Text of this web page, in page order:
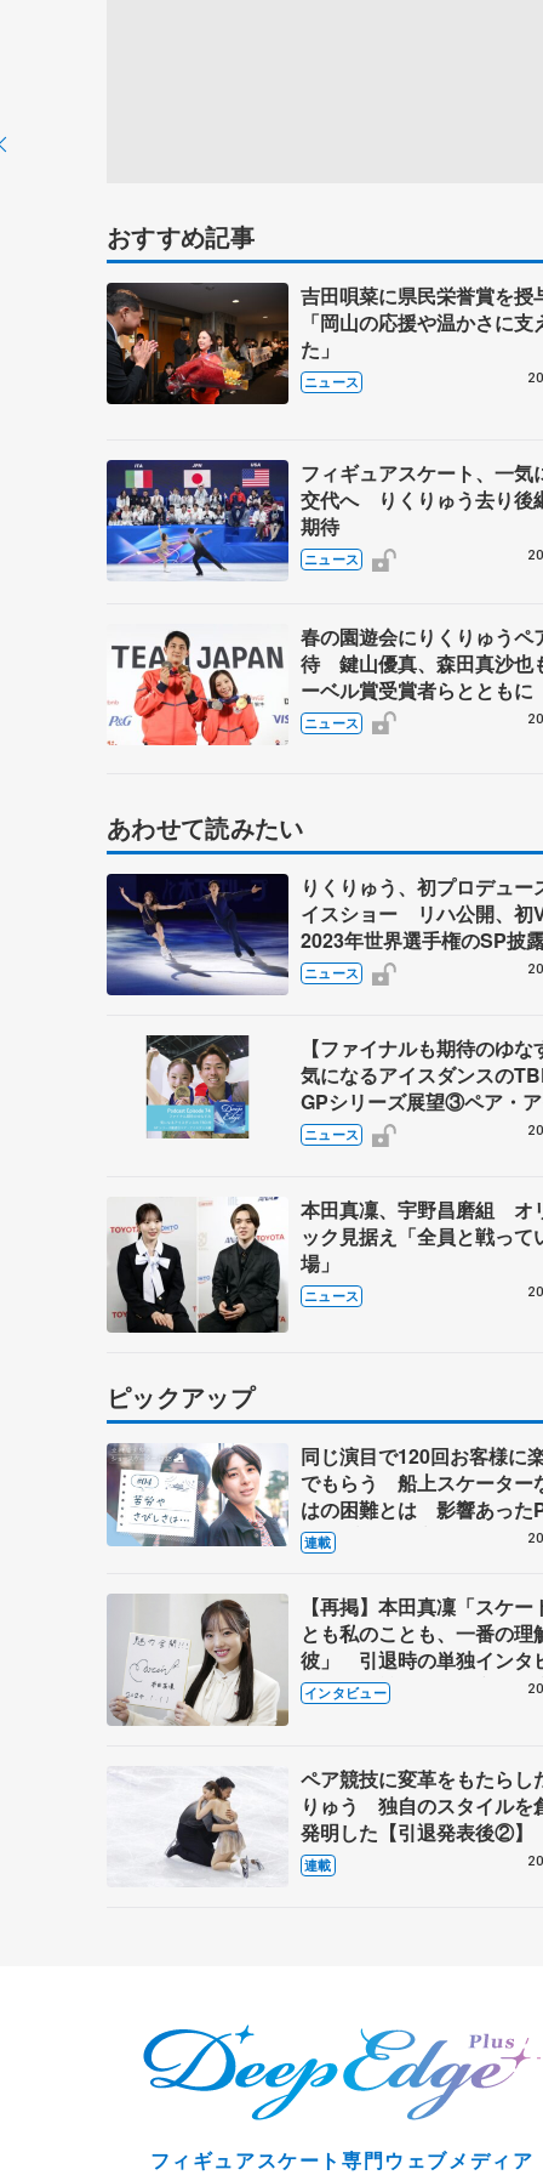
おすすめ記事
吉田唄菜に県民栄誉賞を
「岡山の応援や温かさに支
た」
ニュース
フィギュアスケート、一気
交代へ りくりゅう去り後
期待
ニュース
春の園遊会にりくりゅうペ
待 鍵山優真、森田真沙
ーベル賞受賞者らとともに
ニュース
あわせて読みたい
りくりゅう、初プロデュー
イスショー リハ公開、初
2023年世界選手権のSP
ゼボロ、チョクベイら豪華
ーが来日
ニュース
【ファイナルも期待のゆ
気になるアイスダンスの
GPシリーズ展望③ペア・
ダンス編】 ポッドキャス
を配信
ニュース
本田真凜、宇野昌磨組 オ
ック見据え「全員と戦って
場」
ニュース
ピックアップ
同じ演目で120回お客様に
でもらう 船上スケーター
はの困難とは 影響あった
キャプテン松永さんの存在
連載
【再掲】本田真凜「スケー
とも私のことも、一番の理
彼」 引退時の単独インタ
で語った競技人生や家族、
これからの夢…
インタビュー
ペア競技に変革をもたらし
りゅう 独自のスタイルを
発明した【引退発表後②】
連載
フィギュアスケート専門ウェブメディア